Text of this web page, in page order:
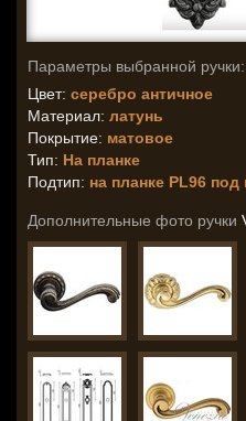
Параметры выбранной ручки:
Цвет: серебро античное
Материал: латунь
Покрытие: матовое
Тип: На планке
Подтип: на планке PL96
Дополнительные фото ручки